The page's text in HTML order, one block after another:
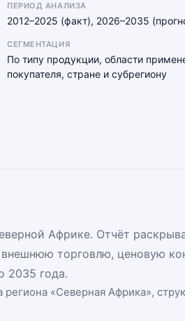
ПЕРИОД АНАЛИЗА
2012–2025 (факт), 2026–2035
СЕГМЕНТАЦИЯ
По типу продукции, области
покупателя, стране и субрегиону
Африке. Отчёт
торговлю, ценовую
2035 года.
региона «Северная Африка»,